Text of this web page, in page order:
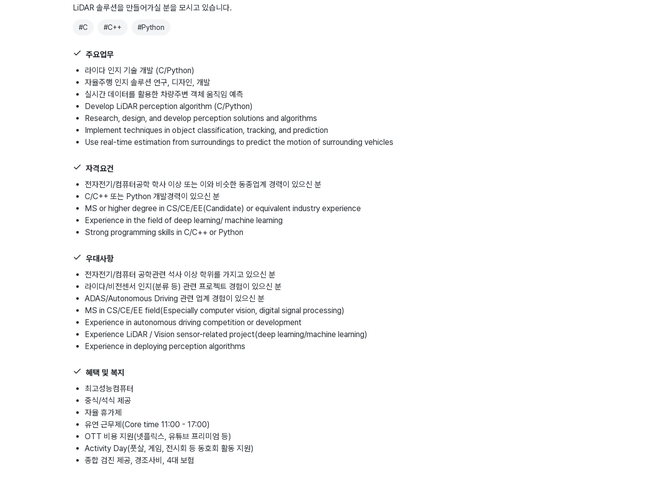
LiDAR 솔루션을 만들어가실 분을 모시고 있습니다.
#C #C++ #Python
주요업무
라이다 인지 기술 개발 (C/Python)
자율주행 인지 솔루션 연구, 디자인, 개발
실시간 데이터를 활용한 차량주변 객체 움직임 예측
Develop LiDAR perception algorithm (C/Python)
Research, design, and develop perception solutions and algorithms
Implement techniques in object classification, tracking, and prediction
Use real-time estimation from surroundings to predict the motion of surrounding vehicles
자격요건
전자전기/컴퓨터공학 학사 이상 또는 이와 비슷한 동종업계 경력이 있으신 분
C/C++ 또는 Python 개발경력이 있으신 분
MS or higher degree in CS/CE/EE(Candidate) or equivalent industry experience
Experience in the field of deep learning/ machine learning
Strong programming skills in C/C++ or Python
우대사항
전자전기/컴퓨터 공학관련 석사 이상 학위를 가지고 있으신 분
라이다/비전센서 인지(분류 등) 관련 프로젝트 경험이 있으신 분
ADAS/Autonomous Driving 관련 업계 경험이 있으신 분
MS in CS/CE/EE field(Especially computer vision, digital signal processing)
Experience in autonomous driving competition or development
Experience LiDAR / Vision sensor-related project(deep learning/machine learning)
Experience in deploying perception algorithms
혜택 및 복지
최고성능컴퓨터
중식/석식 제공
자율 휴가제
유연 근무제(Core time 11:00 - 17:00)
OTT 비용 지원(넷플릭스, 유튜브 프리미엄 등)
Activity Day(풋살, 게임, 전시회 등 동호회 활동 지원)
종합 검진 제공, 경조사비, 4대 보험